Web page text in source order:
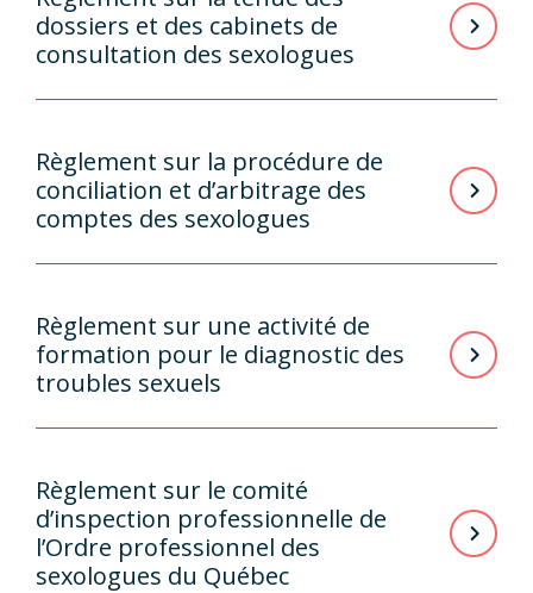
dossiers et des cabinets de
consultation des sexologues
Règlement sur la procédure de
conciliation et d’arbitrage des
comptes des sexologues
Règlement sur une activité de
formation pour le diagnostic des
troubles sexuels
Règlement sur le comité
d’inspection professionnelle de
l’Ordre professionnel des
sexologues du Québec